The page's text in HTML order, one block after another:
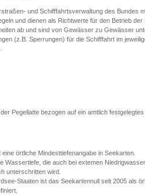
und Schifffahrtsverwaltung des Bundes
und dienen als Richtwerte für den Betrieb
ab und sind von Gewässer zu Gewässer
(z.B. Sperrungen) für die Schifffahrt im
Pegellatte bezogen auf ein amtlich festgelegtes
örtliche Mindesttiefenangabe in Seekarten.
Wassertiefe, die auch bei extemen
unterschritten wird.
Staaten ist das Seekartennull seit 2005 als